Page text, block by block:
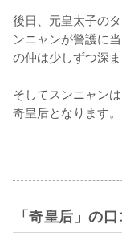
後日、元皇太子の
ンニャンが警護に
の仲は少しずつ深
そしてスンニャン
奇皇后となります。
「奇皇后」の